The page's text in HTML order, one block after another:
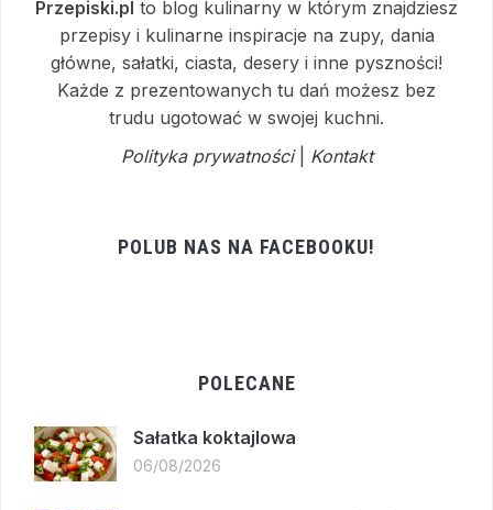
Przepiski.pl to blog kulinarny w którym znajdziesz
przepisy i kulinarne inspiracje na zupy, dania
główne, sałatki, ciasta, desery i inne pyszności!
Każde z prezentowanych tu dań możesz bez
trudu ugotować w swojej kuchni.
Polityka prywatności| Kontakt
POLUB NAS NA FACEBOOKU!
POLECANE
Sałatka koktajlowa
06/08/2026